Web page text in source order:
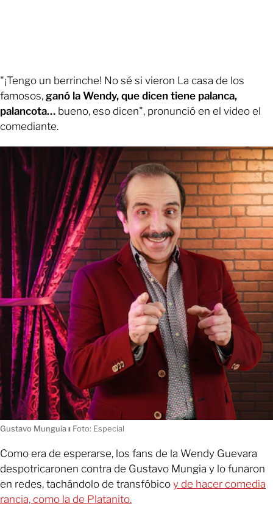
"¡Tengo un berrinche! No sé si vieron La casa de los
famosos, ganó la Wendy, que dicen tiene palanca,
palancota… bueno, eso dicen", pronunció en el video el
comediante.
Gustavo Munguiaı Foto: Especial
Como era de esperarse, los fans de la Wendy Guevara
despotricaronen contra de Gustavo Mungia y lo funaron
en redes, tachándolo de transfóbico y de hacer comedia
rancia, como la de Platanito.